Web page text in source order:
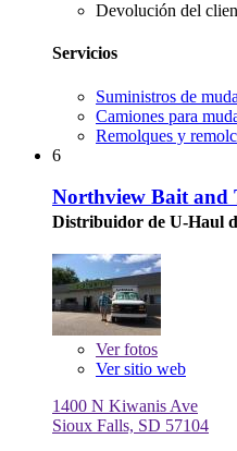
Devolución del
Servicios
Suministros de
Camiones para
Remolques y
6
Northview Bait and
Distribuidor de U-Haul
Verfotos
Ver sitio web
1400 N Kiwanis Ave
Sioux Falls, SD 57104